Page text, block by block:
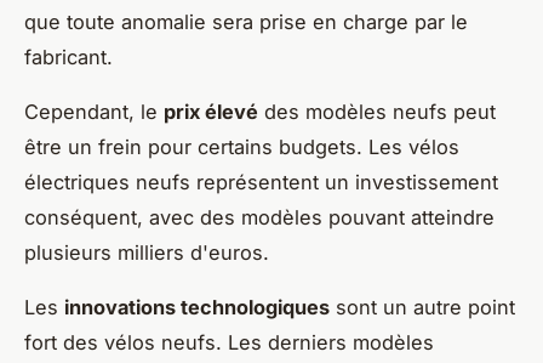
que toute anomalie sera prise en charge par le
fabricant.
Cependant, le prix élevé des modèles neufs peut
être un frein pour certains budgets. Les vélos
électriques neufs représentent un investissement
conséquent, avec des modèles pouvant atteindre
plusieurs milliers d'euros.
Les innovations technologiques sont un autre point
fort des vélos neufs. Les derniers modèles